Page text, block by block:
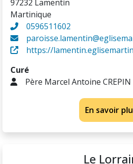
97232 Lamentin
Martinique
0596511602
https://
Curé
Père Marcel Antoine CREPIN
En savoir
Le